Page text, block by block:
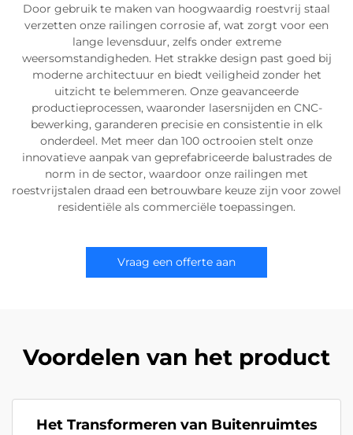
Door gebruik te maken van hoogwaardig roestvrij staal
verzetten onze railingen corrosie af, wat zorgt voor een
lange levensduur, zelfs onder extreme
weersomstandigheden. Het strakke design past goed bij
moderne architectuur en biedt veiligheid zonder het
uitzicht te belemmeren. Onze geavanceerde
productieprocessen, waaronder lasersnijden en CNC-
bewerking, garanderen precisie en consistentie in elk
onderdeel. Met meer dan 100 octrooien stelt onze
innovatieve aanpak van geprefabriceerde balustrades de
norm in de sector, waardoor onze railingen met
roestvrijstalen draad een betrouwbare keuze zijn voor zowel
residentiële als commerciële toepassingen.
Vraag een offerte aan
Voordelen van het product
Het Transformeren van Buitenruimtes